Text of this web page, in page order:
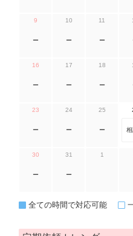
9
ー
10
ー
11
ー
16
ー
17
ー
18
ー
23
ー
24
ー
25
ー 相
30
ー
31
ー
1
全ての時間で対応可能